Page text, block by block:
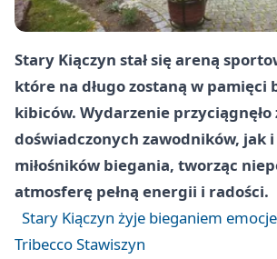
Stary Kiączyn stał się areną
które na długo zostaną w pamięci
kibiców. Wydarzenie przyciągnęło
doświadczonych zawodników, jak i
miłośników biegania, tworząc
atmosferę pełną energii i radości.
Stary Kiączyn żyje bieganiem
Tribecco Stawiszyn